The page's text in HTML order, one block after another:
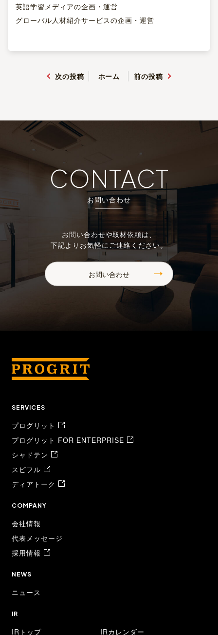
英語学習メディアの企画・運営
グローバル人材紹介サービスの企画・運営
次の投稿 ホーム 前の投稿
CONTACT
お問い合わせ
お問い合わせや取材依頼は、
下記よりお気軽にご連絡ください。
お問い合わせ
SERVICES
プログリット
プログリット FOR ENTERPRISE
シャドテン
スピフル
ディアトーク
COMPANY
会社情報
代表メッセージ
採用情報
NEWS
ニュース
IR
IRトップ IRカレンダー